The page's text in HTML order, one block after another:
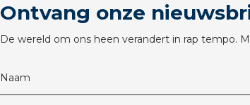
Ontvang onze
De wereld om ons heen verandert in rap tempo.
Naam